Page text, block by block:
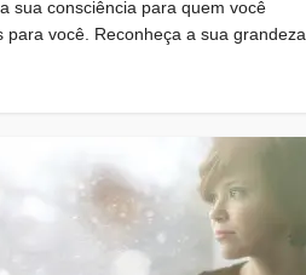
sua consciência para quem você
você. Reconheça a sua grandeza